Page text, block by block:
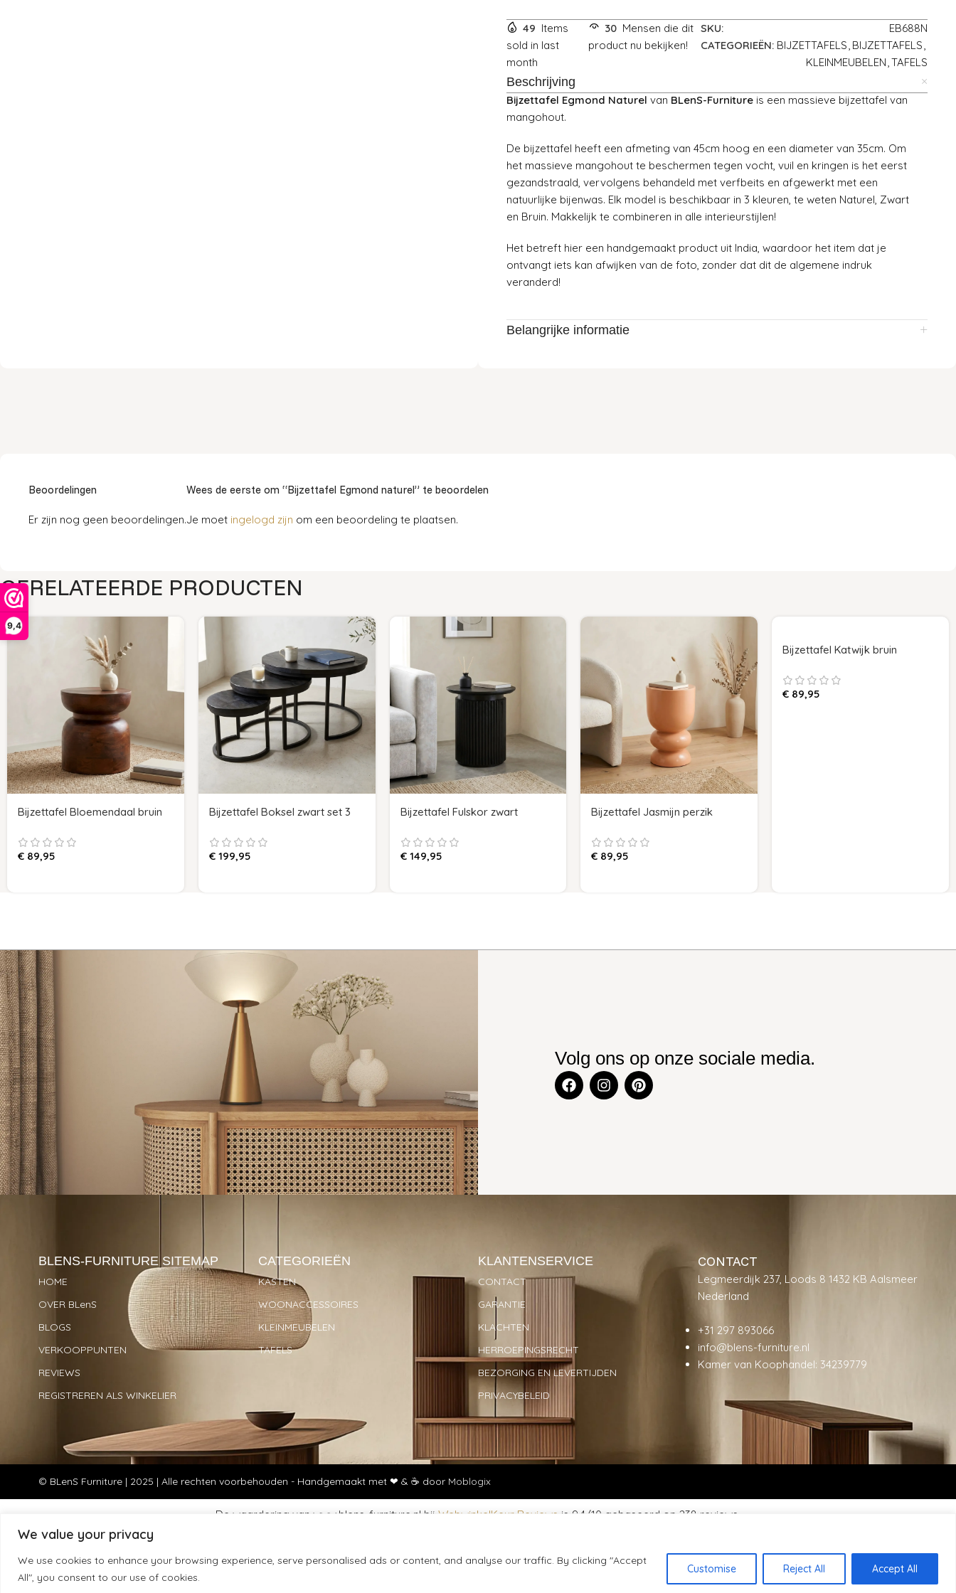
9,4
We value your privacy
We use cookies to enhance your browsing experience, serve personalised ads or content, and analyse our traffic. By clicking "Accept
All", you consent to our use of cookies.
Customise Reject All Accept All
49 Items
sold in last
month
30 Mensen die dit
product nu bekijken!
SKU:
EB688N
CATEGORIEËN: BIJZETTAFELS, BIJZETTAFELS,
KLEINMEUBELEN,TAFELS
Beschrijving
Bijzettafel Egmond Naturel van BLenS-Furniture is een massieve bijzettafel van
mangohout.
De bijzettafel heeft een afmeting van 45cm hoog en een diameter van 35cm. Om
het massieve mangohout te beschermen tegen vocht, vuil en kringen is het eerst
gezandstraald, vervolgens behandeld met verfbeits en afgewerkt met een
natuurlijke bijenwas. Elk model is beschikbaar in 3 kleuren, te weten Naturel, Zwart
en Bruin. Makkelijk te combineren in alle interieurstijlen!
Het betreft hier een handgemaakt product uit India, waardoor het item dat je
ontvangt iets kan afwijken van de foto, zonder dat dit de algemene indruk
veranderd!
Belangrijke informatie
Beoordelingen
Er zijn nog geen beoordelingen.
Wees de eerste om “Bijzettafel Egmond naturel” te beoordelen
Je moet ingelogd zijn om een beoordeling te plaatsen.
GERELATEERDE PRODUCTEN
Bijzettafel Bloemendaal bruin
€ 89,95
Bijzettafel Boksel zwart set 3
€199,95
Bijzettafel Fulskor zwart
€149,95
Bijzettafel Jasmijn perzik
€ 89,95
Bijzettafel Katwijk bruin
€ 89,95
Volg ons op onze sociale media.
BLENS-FURNITURE SITEMAP
HOME
OVER BLenS
BLOGS
VERKOOPPUNTEN
REVIEWS
REGISTREREN ALS WINKELIER
CATEGORIEËN
KASTEN
WOONACCESSOIRES
KLEINMEUBELEN
TAFELS
KLANTENSERVICE
CONTACT
GARANTIE
KLACHTEN
HERROEPINGSRECHT
BEZORGING EN LEVERTIJDEN
PRIVACYBELEID
CONTACT
Legmeerdijk 237, Loods 8 1432 KB Aalsmeer
Nederland
+31 297 893066
info@blens-furniture.nl
Kamer van Koophandel: 34239779
© BLenS Furniture | 2025 | Alle rechten voorbehouden - Handgemaakt met ❤ & ☕ door Moblogix
NL
De waardering van www.blens-furniture.nl bij WebwinkelKeur Reviews is 9.4/10 gebaseerd op 238 reviews.